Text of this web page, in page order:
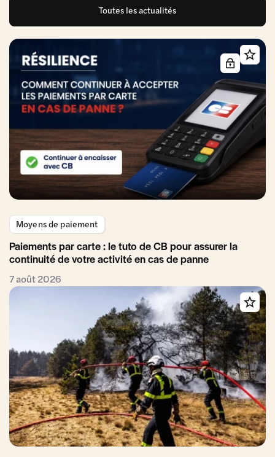
Toutes les actualités
Moyens de paiement
Paiements par carte : le tuto de CB pour assurer la
continuité de votre activité en cas de panne
7 août 2026